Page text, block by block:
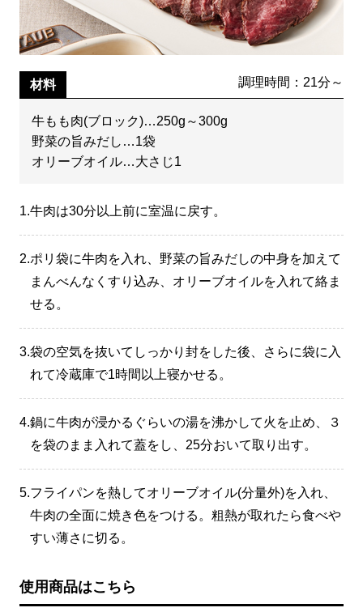
材料 調理時間：21分～
牛もも肉(ブロック)…250g～300g
野菜の旨みだし…1袋
オリーブオイル…大さじ1
1.牛肉は30分以上前に室温に戻す。
2.ポリ袋に牛肉を入れ、野菜の旨みだしの中身を加えて
まんべんなくすり込み、オリーブオイルを入れて絡ま
せる。
3.袋の空気を抜いてしっかり封をした後、さらに袋に入
れて冷蔵庫で1時間以上寝かせる。
4.鍋に牛肉が浸かるぐらいの湯を沸かして火を止め、３
を袋のまま入れて蓋をし、25分おいて取り出す。
5.フライパンを熱してオリーブオイル(分量外)を入れ、
牛肉の全面に焼き色をつける。粗熱が取れたら食べや
すい薄さに切る。
使用商品はこちら